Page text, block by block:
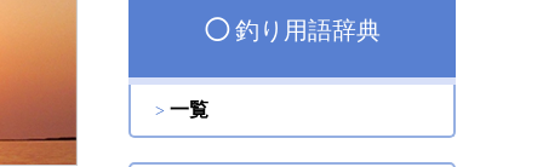
◯釣り用語辞典
一覧